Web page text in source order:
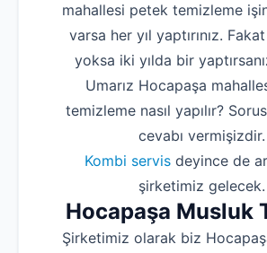
mahallesi petek temizleme
varsa her yıl yaptırınız. Fakat
yoksa iki yılda bir
Umarız Hocapaşa
temizleme nasıl yapılır?
cevabı vermişizdir.
Kombi servis deyince de
şirketimiz gelecek.
Hocapaşa Musluk
Şirketimiz olarak biz